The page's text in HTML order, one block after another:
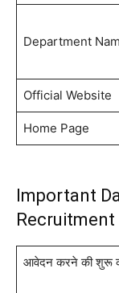
Department
Official Website
Home Page
Important
Recruitment
आवेदन करने की शुरू